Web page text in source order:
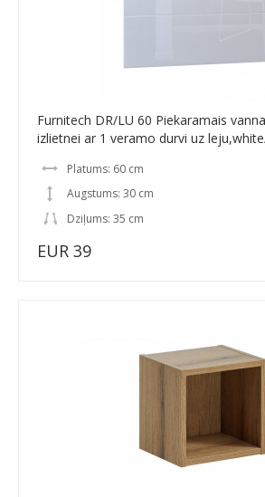
Furnitech DR/LU 60 Piekaramais
izlietnei ar 1 veramo durvi uz
Platums: 60 cm
Augstums: 30 cm
Dziļums: 35 cm
EUR 39